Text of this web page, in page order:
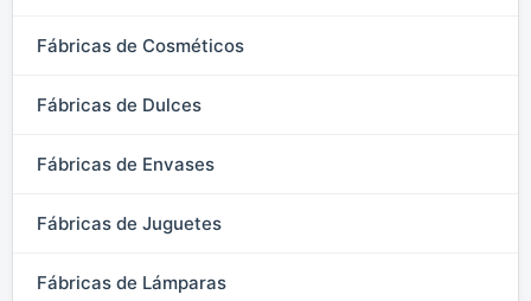
Fábricas de Cosméticos
Fábricas de Dulces
Fábricas de Envases
Fábricas de Juguetes
Fábricas de Lámparas